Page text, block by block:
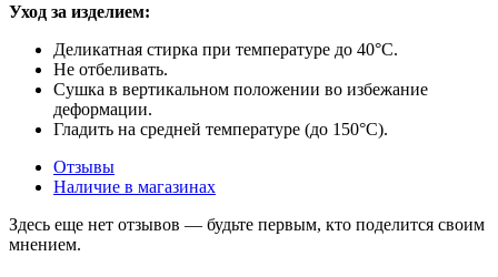
Уход за изделием:
Деликатная стирка при температуре до 40°C.
Не отбеливать.
Сушка в вертикальном положении во избежание
деформации.
Гладить на средней температуре (до 150°C).
Отзывы
Наличие в магазинах
Здесь еще нет отзывов — будьте первым, кто поделится своим
мнением.